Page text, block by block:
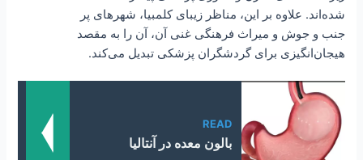
شده‌اند. علاوه بر این، مناظر زیبای کلمبیا، شهرهای پر
جنب و جوش و میراث فرهنگی غنی آن، آن را به مقصد
هیجان‌انگیزی برای گردشگران پزشکی تبدیل می‌کند.
READ
بالون معده در آنتالیا